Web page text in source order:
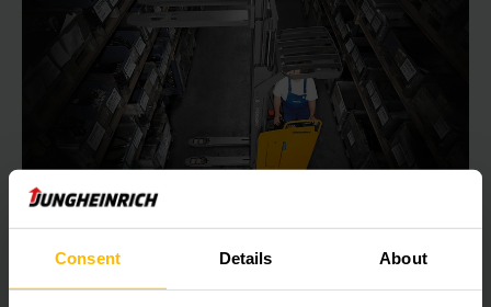
Consent Details About
符合人体工程学设计的座位
侧驾式电动托盘堆垛车